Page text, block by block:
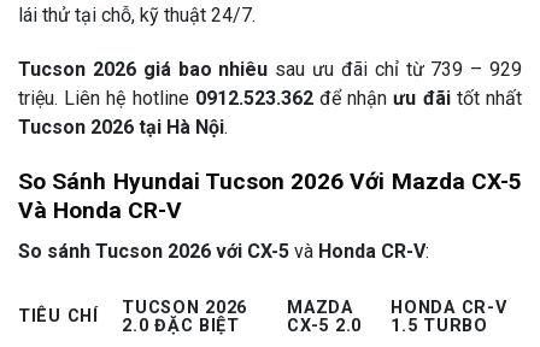
lái thử tại chỗ, kỹ thuật 24/7.
Tucson 2026 giá bao nhiêu sau ưu đãi chỉ từ 739 – 929
triệu. Liên hệ hotline 0912.523.362để nhậnưu đãi tốt nhất
Tucson 2026 tại Hà Nội.
So Sánh Hyundai Tucson 2026 Với Mazda CX-5
Và Honda CR-V
So sánh Tucson 2026 với CX-5 và Honda CR-V:
TIÊU CHÍ
TUCSON 2026
2.0 ĐẶC BIỆT
MAZDA
CX-5 2.0
HONDA CR-V
1.5 TURBO